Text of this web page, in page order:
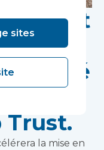
de
géré
Trust.
la mise en
sites